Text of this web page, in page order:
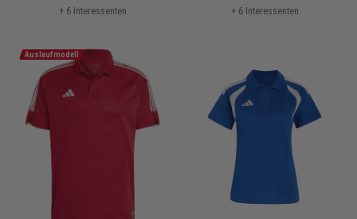
+ 6 Interessenten + 6 Interessenten
Auslaufmodell